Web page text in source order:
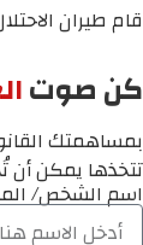
قام طيران
كن صوت
بمساهمتك
تتخذها يمكن أن
اسم الشخص/